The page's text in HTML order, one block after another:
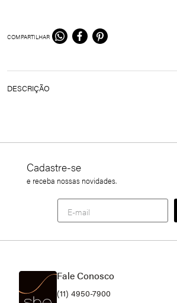
COMPARTILHAR
DESCRIÇÃO
Cadastre-se
e receba nossas novidades.
Fale Conosco
(11) 4950-7900